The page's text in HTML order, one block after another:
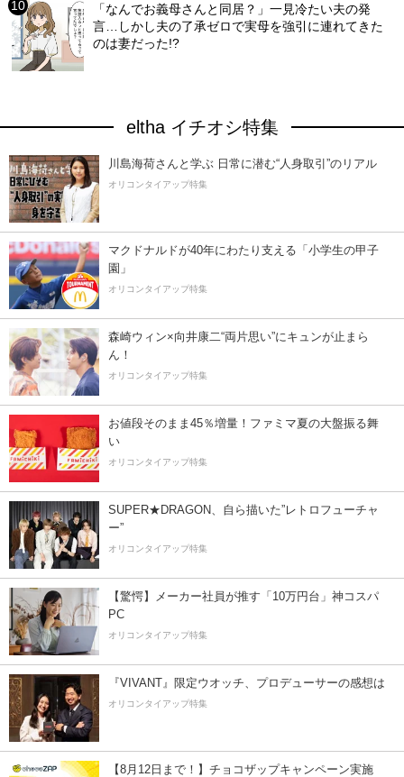
「なんでお義母さんと同居？」一見冷たい夫の発
言…しかし夫の了承ゼロで実母を強引に連れてきた
のは妻だった!?
eltha イチオシ特集
川島海荷さんと学ぶ 日常に潜む“人身取引”のリアル
オリコンタイアップ特集
マクドナルドが40年にわたり支える「小学生の甲子
園」
オリコンタイアップ特集
森崎ウィン×向井康二“両片思い”にキュンが止まら
ん！
オリコンタイアップ特集
お値段そのまま45％増量！ファミマ夏の大盤振る舞
い
オリコンタイアップ特集
SUPER★DRAGON、自ら描いた”レトロフューチャ
ー”
オリコンタイアップ特集
【驚愕】メーカー社員が推す「10万円台」神コスパ
PC
オリコンタイアップ特集
『VIVANT』限定ウオッチ、プロデューサーの感想は
オリコンタイアップ特集
【8月12日まで！】チョコザップキャンペーン実施